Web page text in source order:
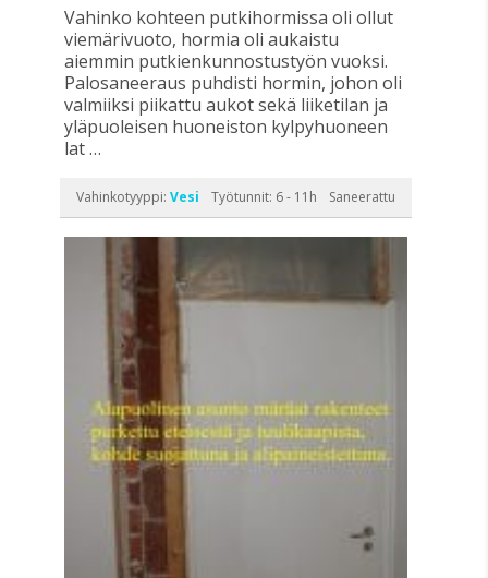
Vahinko kohteen putkihormissa oli ollut
viemärivuoto, hormia oli aukaistu
aiemmin putkienkunnostustyön vuoksi.
Palosaneeraus puhdisti hormin, johon oli
valmiiksi piikattu aukot sekä liiketilan ja
yläpuoleisen huoneiston kylpyhuoneen
lat …
Saneerattu
Vahinkotyyppi:Vesi Työtunnit: 6 - 11h